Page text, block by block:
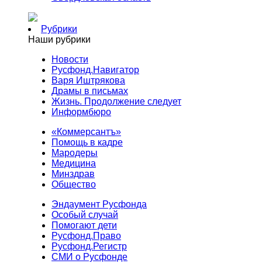
Рубрики
Наши рубрики
Новости
Русфонд.Навигатор
Варя Иштрякова
Драмы в письмах
Жизнь. Продолжение следует
Информбюро
«Коммерсантъ»
Помощь в кадре
Мародеры
Медицина
Минздрав
Общество
Эндаумент Русфонда
Особый случай
Помогают дети
Русфонд.Право
Русфонд.Регистр
СМИ о Русфонде